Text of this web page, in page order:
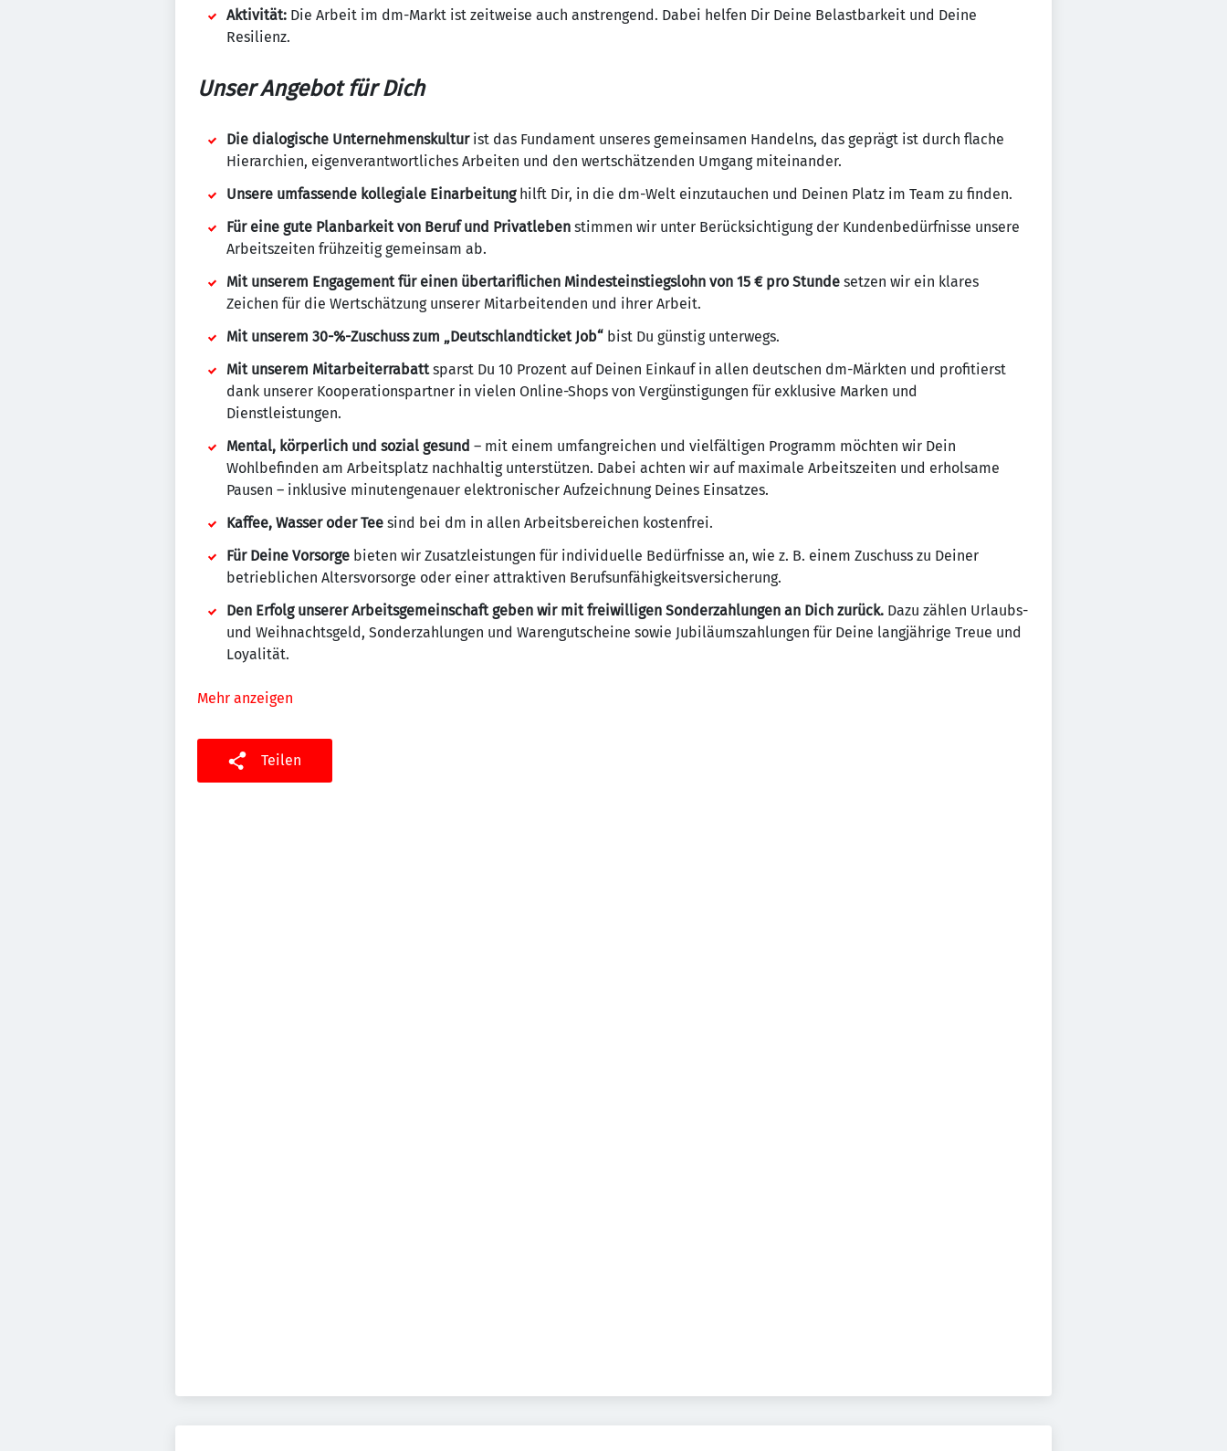
Aktivität: Die Arbeit im dm-Markt ist zeitweise auch anstrengend. Dabei helfen Dir Deine Belastbarkeit und Deine
Resilienz.
Unser Angebot für Dich
Die dialogische Unternehmenskultur ist das Fundament unseres gemeinsamen Handelns, das geprägt ist durch flache
Hierarchien, eigenverantwortliches Arbeiten und den wertschätzenden Umgang miteinander.
Unsere umfassende kollegiale Einarbeitunghilft Dir, in die dm-Welt einzutauchen und Deinen Platz im Team zu finden.
Für eine gute Planbarkeit von Beruf und Privatleben stimmen wir unter Berücksichtigung der Kundenbedürfnisse unsere
Arbeitszeiten frühzeitig gemeinsam ab.
Mit unserem Engagement für einen übertariflichen Mindesteinstiegslohn von 15 € pro Stunde setzen wir ein klares
Zeichen für die Wertschätzung unserer Mitarbeitenden und ihrer Arbeit.
Mit unserem 30-%-Zuschuss zum „Deutschlandticket Job“ bist Du günstig unterwegs.
Mit unserem Mitarbeiterrabattsparst Du 10 Prozent auf Deinen Einkauf in allen deutschen dm-Märkten und profitierst
dank unserer Kooperationspartner in vielen Online-Shops von Vergünstigungen für exklusive Marken und
Dienstleistungen.
Mental, körperlich und sozial gesund – mit einem umfangreichen und vielfältigen Programm möchten wir Dein
Wohlbefinden am Arbeitsplatz nachhaltig unterstützen. Dabei achten wir auf maximale Arbeitszeiten und erholsame
Pausen – inklusive minutengenauer elektronischer Aufzeichnung Deines Einsatzes.
Kaffee, Wasser oder Tee sind bei dm in allen Arbeitsbereichen kostenfrei.
Für Deine Vorsorge bieten wir Zusatzleistungen für individuelle Bedürfnisse an, wie z. B. einem Zuschuss zu Deiner
betrieblichen Altersvorsorge oder einer attraktiven Berufsunfähigkeitsversicherung.
Den Erfolg unserer Arbeitsgemeinschaft geben wir mit freiwilligen Sonderzahlungen an Dich zurück. Dazu zählen Urlaubs-
und Weihnachtsgeld, Sonderzahlungen und Warengutscheine sowie Jubiläumszahlungen für Deine langjährige Treue und
Loyalität.
Mehr anzeigen
Teilen